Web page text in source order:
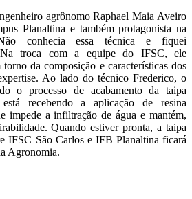
agrônomo Raphael Maia Aveiro
Planaltina e também protagonista na
conhecia essa técnica e fiquei
Na troca com a equipe do IFSC, ele
da composição e características dos
Ao lado do técnico Frederico, o
o processo de acabamento da taipa
recebendo a aplicação de resina
impede a infiltração de água e mantém,
Quando estiver pronta, a taipa
IFSC São Carlos e IFB Planaltina ficará
Agronomia.